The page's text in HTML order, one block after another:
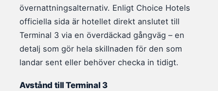
övernattningsalternativ. Enligt Choice Hotels
officiella sida är hotellet direkt anslutet till
Terminal 3 via en överdäckad gångväg – en
detalj som gör hela skillnaden för den som
landar sent eller behöver checka in tidigt.
Avstånd till Terminal 3